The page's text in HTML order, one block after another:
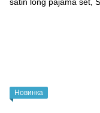
Новинка